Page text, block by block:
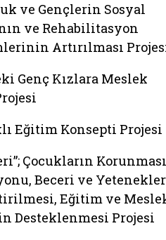
ve Gençlerin Sosyal
ve Rehabilitasyon
Artırılması
Genç Kızlara Meslek
Eğitim Konsepti Projesi
Çocukların
Beceri ve
Eğitim ve
Desteklenmesi Projesi